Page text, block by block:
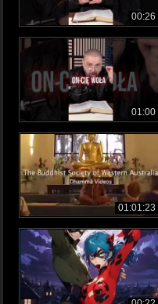
00:26
01:00
01:01:23